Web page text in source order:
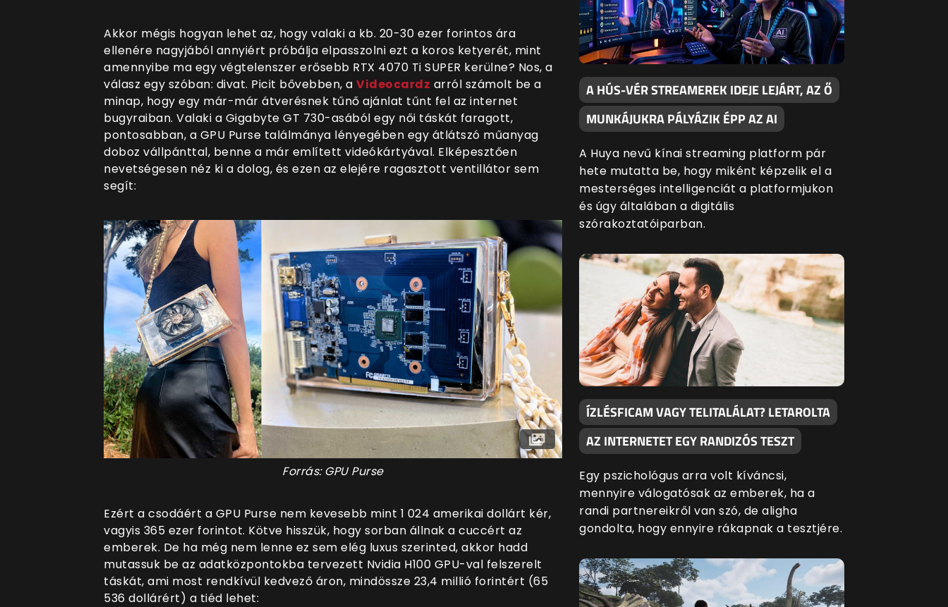
Akkor mégis hogyan lehet az, hogy valaki a kb. 20-30 ezer forintos ára
ellenére nagyjából annyiért próbálja elpasszolni ezt a koros ketyerét, mint
amennyibe ma egy végtelenszer erősebb RTX 4070 Ti SUPER kerülne? Nos, a
válasz egy szóban: divat. Picit bővebben, a Videocardz arról számolt be a
minap, hogy egy már-már átverésnek tűnő ajánlat tűnt fel az internet
bugyraiban. Valaki a Gigabyte GT 730-asából egy női táskát faragott,
pontosabban, a GPU Purse találmánya lényegében egy átlátszó műanyag
doboz vállpánttal, benne a már említett videókártyával. Elképesztően
nevetségesen néz ki a dolog, és ezen az elejére ragasztott ventillátor sem
segít:
Forrás: GPU Purse
Ezért a csodáért a GPU Purse nem kevesebb mint 1 024 amerikai dollárt kér,
vagyis 365 ezer forintot. Kötve hisszük, hogy sorban állnak a cuccért az
emberek. De ha még nem lenne ez sem elég luxus szerinted, akkor hadd
mutassuk be az adatközpontokba tervezett Nvidia H100 GPU-val felszerelt
táskát, ami most rendkívül kedvező áron, mindössze 23,4 millió forintért (65
536 dollárért) a tiéd lehet:
A HÚS-VÉR STREAMEREK IDEJE LEJÁRT, AZ Ő
MUNKÁJUKRA PÁLYÁZIK ÉPP AZ AI
A Huya nevű kínai streaming platform pár
hete mutatta be, hogy miként képzelik el a
mesterséges intelligenciát a platformjukon
és úgy általában a digitális
szórakoztatóiparban.
ÍZLÉSFICAM VAGY TELITALÁLAT? LETAROLTA
AZ INTERNETET EGY RANDIZÓS TESZT
Egy pszichológus arra volt kíváncsi,
mennyire válogatósak az emberek, ha a
randi partnereikről van szó, de aligha
gondolta, hogy ennyire rákapnak a tesztjére.